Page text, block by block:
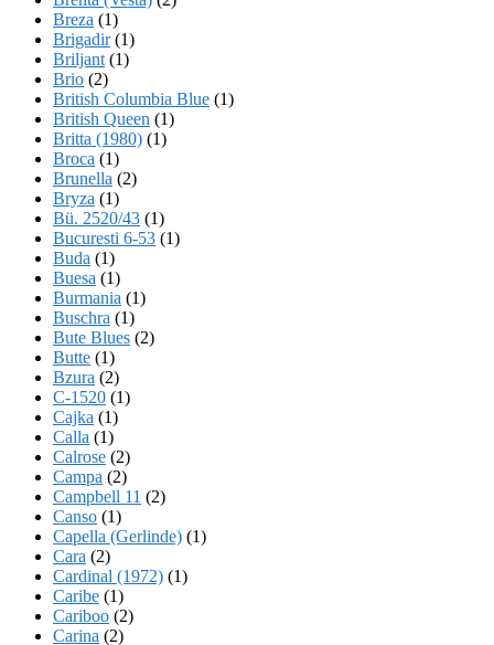
Breza (1)
Brigadir(1)
Briljant (1)
Brio (2)
British Columbia Blue (1)
British Queen (1)
Britta (1980) (1)
Broca (1)
Brunella (2)
Bryza (1)
Bü. 2520/43 (1)
Bucuresti 6-53 (1)
Buda (1)
Buesa (1)
Burmania (1)
Buschra (1)
Bute Blues (2)
Butte (1)
Bzura (2)
C-1520 (1)
Cajka (1)
Calla (1)
Calrose (2)
Campa (2)
Campbell 11 (2)
Canso (1)
Capella (Gerlinde) (1)
Cara (2)
Cardinal (1972) (1)
Caribe (1)
Cariboo (2)
Carina (2)